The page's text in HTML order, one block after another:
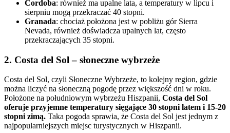
Cordoba: również ma upalne lata, a temperatury w lipcu i
sierpniu mogą przekraczać 40 stopni.
Granada: chociaż położona jest w pobliżu gór Sierra
Nevada, również doświadcza upalnych lat, często
przekraczających 35 stopni.
2. Costa del Sol – słoneczne wybrzeże
Costa del Sol, czyli Słoneczne Wybrzeże, to kolejny region, gdzie
można liczyć na słoneczną pogodę przez większość dni w roku.
Położone na południowym wybrzeżu Hiszpanii, Costa del Sol
oferuje przyjemne temperatury sięgające 30 stopni latem i 15-20
stopni zimą. Taka pogoda sprawia, że Costa del Sol jest jednym z
najpopularniejszych miejsc turystycznych w Hiszpanii.